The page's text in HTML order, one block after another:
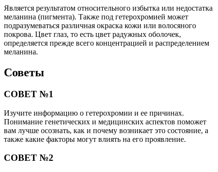
Является результатом относительного избытка или недостатка
меланина (пигмента). Также под гетерохромией может
подразумеваться различная окраска кожи или волосяного
покрова. Цвет глаз, то есть цвет радужных оболочек,
определяется прежде всего концентрацией и распределением
меланина.
Советы
СОВЕТ №1
Изучите информацию о гетерохромии и ее причинах.
Понимание генетических и медицинских аспектов поможет
вам лучше осознать, как и почему возникает это состояние, а
также какие факторы могут влиять на его проявление.
СОВЕТ №2